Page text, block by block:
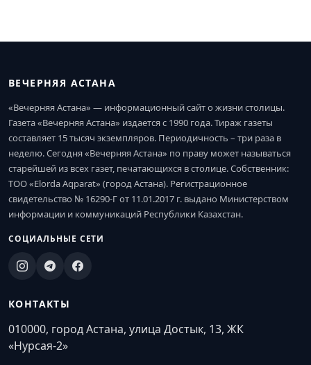
ВЕЧЕРНЯЯ АСТАНА
«Вечерняя Астана» — информационный сайт о жизни столицы.
Газета «Вечерняя Астана» издается с 1990 года. Тираж газеты
составляет 15 тысяч экземпляров. Периодичность – три раза в
неделю. Сегодня «Вечерняя Астана» по праву может называться
старейшей из всех газет, печатающихся в столице. Собственник:
ТОО «Elorda Aqparat» (город Астана). Регистрационное
свидетельство № 16290-Г от 11.01.2017 г. выдано Министерством
информации и коммуникаций Республики Казахстан.
СОЦИАЛЬНЫЕ СЕТИ
КОНТАКТЫ
010000, город Астана, улица Достык, 13, ЖК
«Нурсая-2»